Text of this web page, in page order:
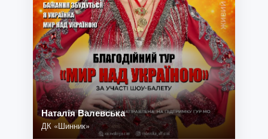
Наталія Валевська
ДК «Шинник»